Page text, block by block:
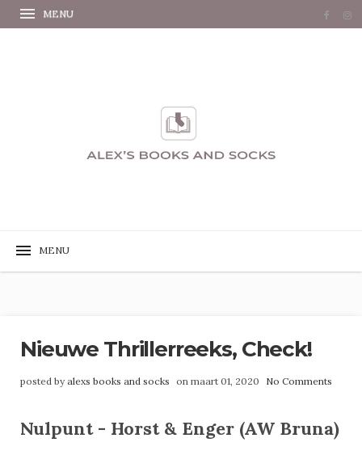
Nieuwe Thrillerreeks, Check!
posted byalexs books and socks on maart 01, 2020 No Comments
Nulpunt - Horst & Enger (AW Bruna)